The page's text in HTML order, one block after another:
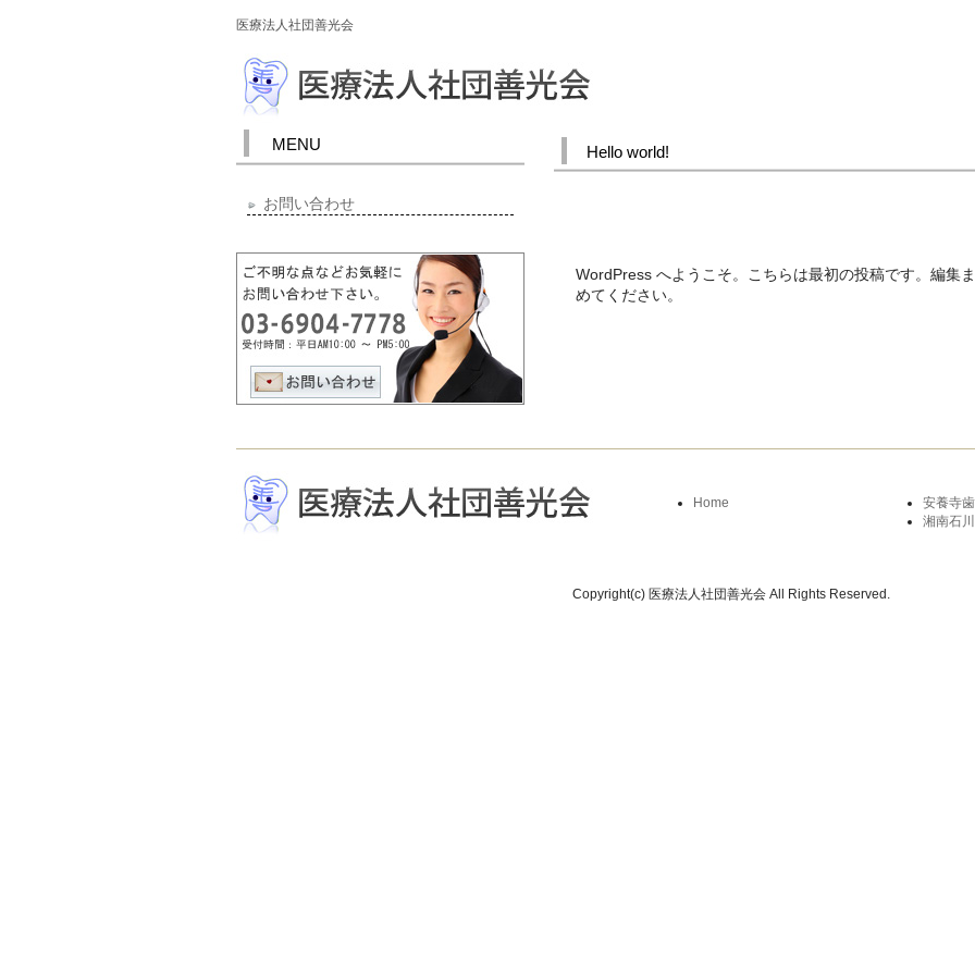
医療法人社団善光会
Hello world!
WordPress へようこそ。こちらは最初の投稿です。編集
めてください。
MENU
お問い合わせ
Home
安養寺
湘南石
Copyright(c) 医療法人社団善光会 All Rights Reserved.